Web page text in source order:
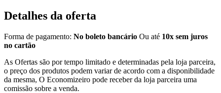
Detalhes da oferta
Forma de pagamento: No boleto bancário Ou até 10x sem juros
no cartão
As Ofertas são por tempo limitado e determinadas pela loja parceira,
o preço dos produtos podem variar de acordo com a disponibilidade
da mesma, O Economizeiro pode receber da loja parceira uma
comissão sobre a venda.